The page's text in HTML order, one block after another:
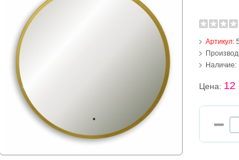
Артикул:
Наличие:
Цена: 12